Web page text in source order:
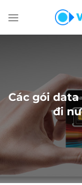
đến
Các gói
đi